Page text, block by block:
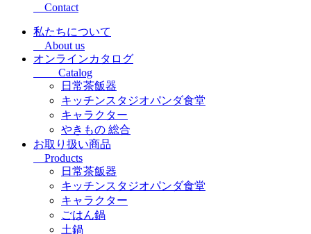
Contact
私たちについて
About us
オンラインカタログ
Catalog
日常茶飯器
キッチンスタジオパンダ食堂
キャラクター
やきもの 総合
お取り扱い商品
Products
日常茶飯器
キッチンスタジオパンダ食堂
キャラクター
ごはん鍋
土鍋